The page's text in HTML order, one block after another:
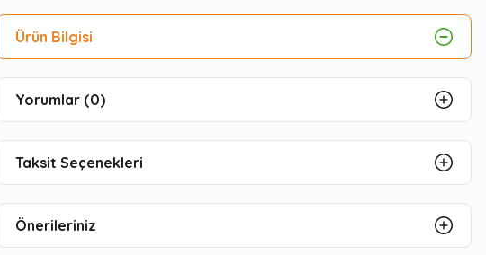
Ürün Bilgisi
Yorumlar (0)
Taksit Seçenekleri
Önerileriniz